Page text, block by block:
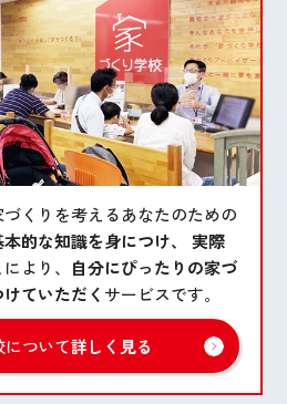
づくりを考えるあなたのための
的な知識を身につけ、 実際
より、 自分にぴったりの家づ
ていただく サービスです。
ついて詳しく見る